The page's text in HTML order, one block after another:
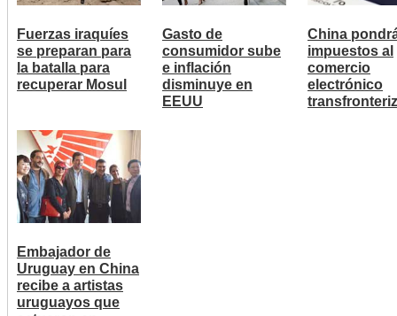
Fuerzas iraquíes
se preparan para
la batalla para
recuperar Mosul
Gasto de
consumidor sube
e inflación
disminuye en
EEUU
China
impuestos al
comercio
electrónico
Embajador de
Uruguay en China
recibe a artistas
uruguayos que